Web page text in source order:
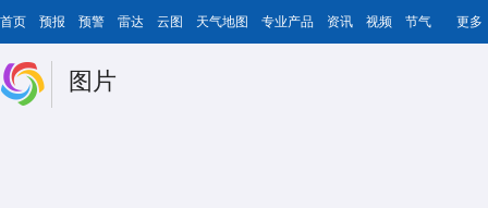
首页 预报 预警 雷达 云图 天气地图 专业产品 资讯 视频 节气 更多
图片